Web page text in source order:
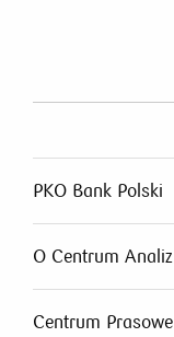
PKO Bank Polski
O Centrum Analiz
Centrum Prasowe